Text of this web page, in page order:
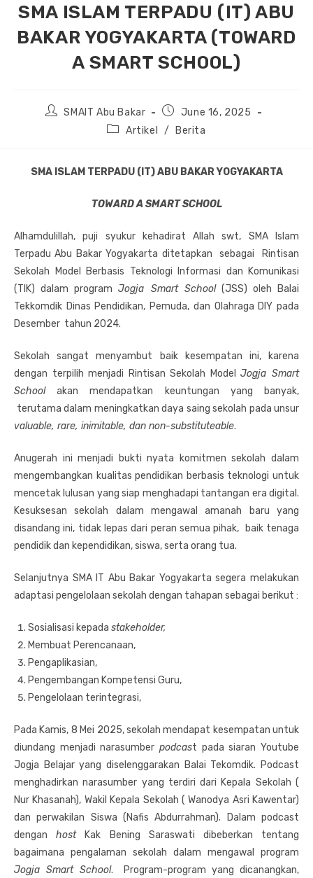
SMA ISLAM TERPADU (IT) ABU
BAKAR YOGYAKARTA (TOWARD
A SMART SCHOOL)
PostSMAIT Abu Bakar
Post
published:
June 16, 2025
PostArtikel / Berita
SMA ISLAM TERPADU (IT) ABU BAKAR YOGYAKARTA
TOWARD A SMART SCHOOL
Alhamdulillah, puji syukur kehadirat Allah swt, SMA Islam
Terpadu Abu Bakar Yogyakarta ditetapkan sebagai Rintisan
Sekolah Model Berbasis Teknologi Informasi dan Komunikasi
(TIK) dalam programJogja Smart School(JSS) oleh Balai
Tekkomdik Dinas Pendidikan, Pemuda, dan Olahraga DIY pada
Desember tahun 2024.
Sekolah sangat menyambut baik kesempatan ini, karena
dengan terpilih menjadi Rintisan Sekolah ModelJogja Smart
Schoolakan mendapatkan keuntungan yang banyak,
terutama dalam meningkatkan daya saing sekolah pada unsur
valuable, rare, inimitable, dan non-substituteable.
Anugerah ini menjadi bukti nyata komitmen sekolah dalam
mengembangkan kualitas pendidikan berbasis teknologi untuk
mencetak lulusan yang siap menghadapi tantangan era digital.
Kesuksesan sekolah dalam mengawal amanah baru yang
disandang ini, tidak lepas dari peran semua pihak, baik tenaga
pendidik dan kependidikan, siswa, serta orang tua.
Selanjutnya SMA IT Abu Bakar Yogyakarta segera melakukan
adaptasi pengelolaan sekolah dengan tahapan sebagai berikut :
Sosialisasi kepada stakeholder,
Membuat Perencanaan,
Pengaplikasian,
Pengembangan Kompetensi Guru,
Pengelolaan terintegrasi,
Pada Kamis, 8 Mei 2025, sekolah mendapat kesempatan untuk
diundang menjadi narasumber podcast pada siaran Youtube
Jogja Belajar yang diselenggarakan Balai Tekomdik. Podcast
menghadirkan narasumber yang terdiri dari Kepala Sekolah (
Nur Khasanah), Wakil Kepala Sekolah ( Wanodya Asri Kawentar)
dan perwakilan Siswa (Nafis Abdurrahman). Dalam podcast
denganhostKak Bening Saraswati dibeberkan tentang
bagaimana pengalaman sekolah dalam mengawal program
Jogja Smart School. Program-program yang dicanangkan,